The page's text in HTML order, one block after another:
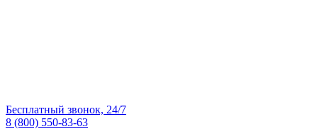
Бесплатный звонок, 24/7
8 (800) 550-83-63